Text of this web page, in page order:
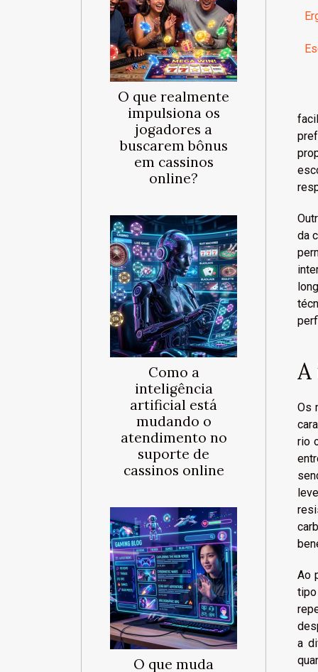
O que realmente
impulsiona os
jogadores a
buscarem bônus
em cassinos
online?
Como a
inteligência
artificial está
mudando o
atendimento no
suporte de
cassinos online
O que muda
da
Os
rio
Ao
a